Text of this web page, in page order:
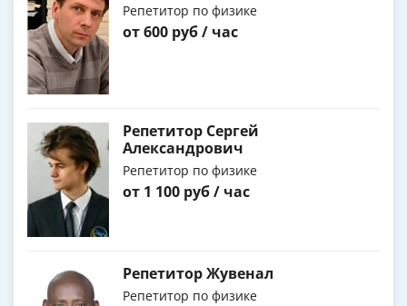
Репетитор по физике
от 600 руб / час
Репетитор Сергей
Александрович
Репетитор по физике
от 1 100 руб / час
Репетитор Жувенал
Репетитор по физике